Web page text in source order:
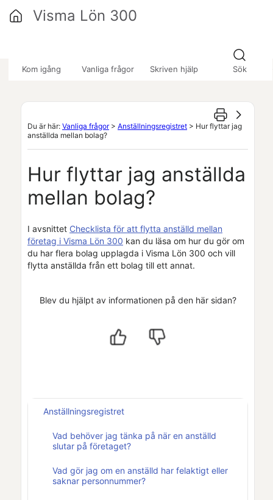
Kom igång Vanliga frågor Skriven hjälp Sök
Visma Lön 300
Du är här: Vanliga frågor> Anställningsregistret > Hur flyttar jag
anställda mellan bolag?
Hur flyttar jag anställda
mellan bolag?
I avsnittet Checklista för att flytta anställd mellan
företag i Visma Lön 300 kan du läsa om hur du gör om
du har flera bolag upplagda i Visma Lön 300 och vill
flytta anställda från ett bolag till ett annat.
Blev du hjälpt av informationen på den här sidan?
Anställningsregistret
Vad behöver jag tänka på när en anställd
slutar på företaget?
Vad gör jag om en anställd har felaktigt eller
saknar personnummer?